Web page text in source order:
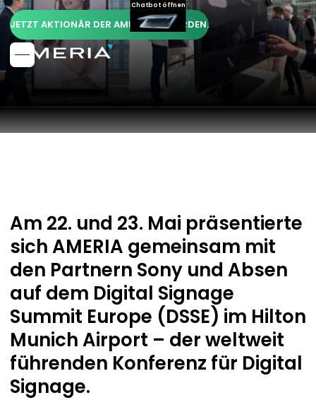
Chatbot öffnen
JETZT AKTIONÄR DER AMERIA AG WERDEN.
Am 22. und 23. Mai präsentierte
sich AMERIA gemeinsam mit
den Partnern Sony und Absen
auf dem Digital Signage
Summit Europe (DSSE) im Hilton
Munich Airport – der weltweit
führenden Konferenz für Digital
Signage.